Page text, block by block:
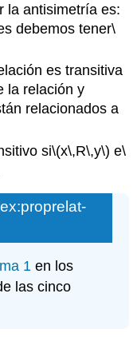
la antisimetría es:
debemos tener\
es transitiva
la relación y
relacionados a
si\(x\,R\,y\) e\
1 en los
las cinco